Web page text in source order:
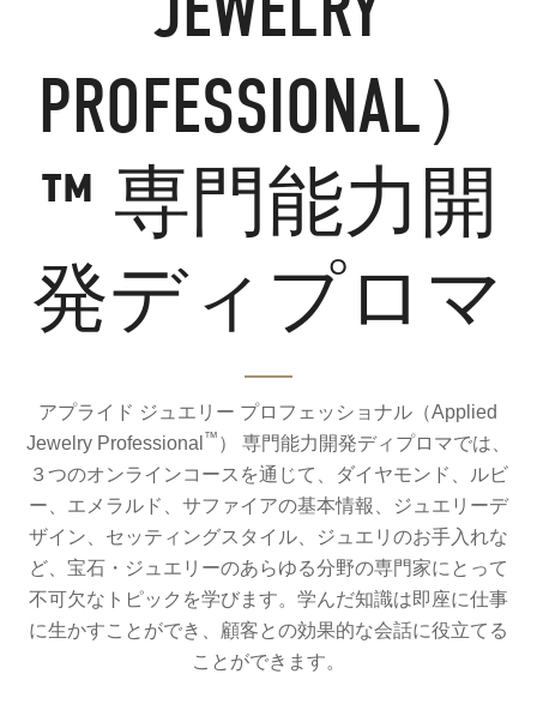
PROFESSIONAL）
™ 専門能力開
発ディプロマ
アプライド ジュエリー プロフェッショナル（Applied
Jewelry Professional ™ ） 専門能力開発ディプロマでは、
３つのオンラインコースを通じて、ダイヤモンド、ルビ
ー、エメラルド、サファイアの基本情報、ジュエリーデ
ザイン、セッティングスタイル、ジュエリのお手入れな
ど、宝石・ジュエリーのあらゆる分野の専門家にとって
不可欠なトピックを学びます。学んだ知識は即座に仕事
に生かすことができ、顧客との効果的な会話に役立てる
ことができます。